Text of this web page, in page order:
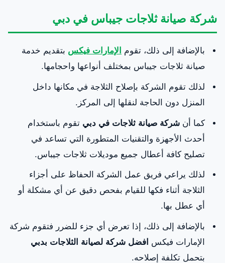
شركة صيانة ثلاجات جيباس في دبي
بالإضافة إلى ذلك، تقوم الإمارات فيكس بتقديم خدمة
صيانة ثلاجات جيباس بمختلف أنواعها واحجامها.
لذلك تقوم الشركة بإصلاح الثلاجة في مكانها داخل
المنزل دون الحاجة لنقلها إلى المركز.
كما أن شركة صيانة ثلاجات في دبي تقوم باستخدام
أحدث الأجهزة والتقنيات المتطورة التي تساعد في
تصليح كافة أعطال جميع موديلات ثلاجات جيباس.
لذلك يراعي فريق عمل الشركة الحفاظ على أجزاء
الثلاجة أثناء فكها للقيام بفحص دقيق عن أي مشكلة أو
أي عطل بها.
بالإضافة إلى ذلك، إذا تعرض أي جزء للضرر فتقوم شركة
الإمارات فيكس
افضل شركة لصيانة الثلاجات بدبي
بتحمل تكلفة إصلاحه.